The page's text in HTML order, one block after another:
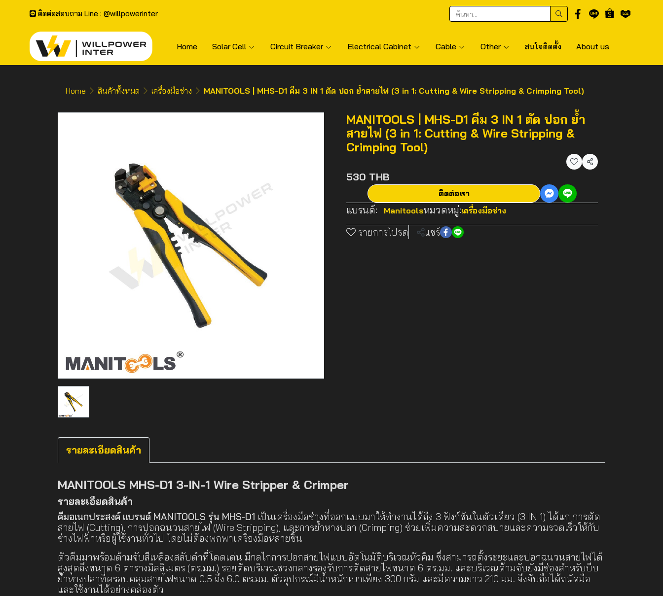
ติดต่อสอบถาม Line : @willpowerinter
Home Solar Cell Circuit Breaker Electrical Cabinet Cable Other สนใจติดตั้ง About us
Home สินค้าทั้งหมด เครื่องมือช่าง MANITOOLS | MHS-D1 คีม 3 IN 1 ตัด ปอก ย้ำสายไฟ (3 in 1: Cutting & Wire Stripping & Crimping Tool)
MANITOOLS | MHS-D1 คีม 3 IN 1 ตัด ปอก ย้ำ
สายไฟ (3 in 1: Cutting & Wire Stripping &
Crimping Tool)
แชร์
530 THB
ติดต่อเรา
แบรนด์: Manitoolsหมวดหมู่:เครื่องมือช่าง
รายการโปรด แชร์
รายละเอียดสินค้า
MANITOOLS MHS-D1 3-IN-1 Wire Stripper & Crimper
รายละเอียดสินค้า
คีมอเนกประสงค์ แบรนด์ MANITOOLS รุ่น MHS-D1 เป็นเครื่องมือช่างที่ออกแบบมาให้ทำงานได้ถึง 3 ฟังก์ชันในตัวเดียว (3 IN 1) ได้แก่ การตัด
สายไฟ (Cutting), การปอกฉนวนสายไฟ (Wire Stripping), และการย้ำหางปลา (Crimping) ช่วยเพิ่มความสะดวกสบายและความรวดเร็วให้กับ
ช่างไฟฟ้าหรือผู้ใช้งานทั่วไป โดยไม่ต้องพกพาเครื่องมือหลายชิ้น
ตัวคีมมาพร้อมด้ามจับสีเหลืองสลับดำที่โดดเด่น มีกลไกการปอกสายไฟแบบอัตโนมัติบริเวณหัวคีม ซึ่งสามารถตั้งระยะและปอกฉนวนสายไฟได้
สูงสุดถึงขนาด 6 ตารางมิลลิเมตร (ตร.มม.) รอยตัดบริเวณช่วงกลางรองรับการตัดสายไฟขนาด 6 ตร.มม. และบริเวณด้ามจับยังมีช่องสำหรับบีบ
ย้ำหางปลาที่ครอบคลุมสายไฟขนาด 0.5 ถึง 6.0 ตร.มม. ตัวอุปกรณ์มีน้ำหนักเบาเพียง 300 กรัม และมีความยาว 210 มม. จึงจับถือได้ถนัดมือ
และใช้งานได้อย่างคล่องตัว